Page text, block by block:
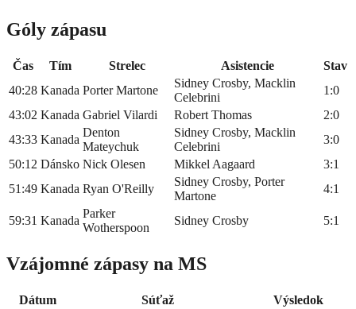
Góly zápasu
Čas Tím Strelec Asistencie
Stav
40:28 Kanada Porter Martone
Sidney Crosby, Macklin
Celebrini
1:0
43:02 Kanada Gabriel Vilardi Robert Thomas
2:0
43:33 Kanada
Denton
Mateychuk
Sidney Crosby, Macklin
Celebrini
3:0
50:12 Dánsko Nick Olesen Mikkel Aagaard
3:1
51:49 Kanada Ryan O'Reilly
Sidney Crosby, Porter
Martone
4:1
59:31 Kanada
Parker
Wotherspoon
Sidney Crosby 5:1
Vzájomné zápasy na MS
Dátum Súťaž
Výsledok